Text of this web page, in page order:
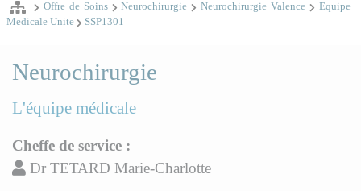
Offre de Soins Neurochirurgie Neurochirurgie Valence
Equipe
Medicale Unite
SSP1301
Neurochirurgie
L'équipe médicale
Cheffe de service :
Dr TETARD Marie-Charlotte